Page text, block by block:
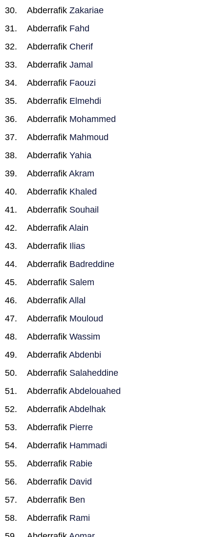
Abderrafik Zakariae
Abderrafik Fahd
Abderrafik Cherif
Abderrafik Jamal
Abderrafik Faouzi
Abderrafik Elmehdi
Abderrafik Mohammed
Abderrafik Mahmoud
Abderrafik Yahia
Abderrafik Akram
Abderrafik Khaled
Abderrafik Souhail
Abderrafik Alain
Abderrafik Ilias
Abderrafik Badreddine
Abderrafik Salem
Abderrafik Allal
Abderrafik Mouloud
Abderrafik Wassim
Abderrafik Abdenbi
Abderrafik Salaheddine
Abderrafik Abdelouahed
Abderrafik Abdelhak
Abderrafik Pierre
Abderrafik Hammadi
Abderrafik Rabie
Abderrafik David
Abderrafik Ben
Abderrafik Rami